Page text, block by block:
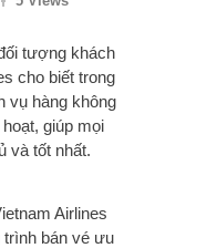
tượng khách
cho biết trong
vụ hàng không
giúp mọi
và tốt nhất.
Airlines
bán vé ưu